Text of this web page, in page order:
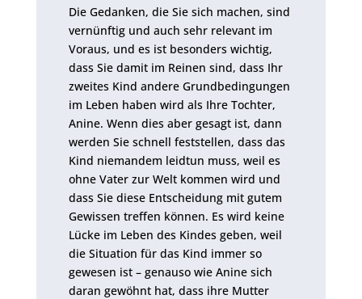
Die Gedanken, die Sie sich machen, sind
vernünftig und auch sehr relevant im
Voraus, und es ist besonders wichtig,
dass Sie damit im Reinen sind, dass Ihr
zweites Kind andere Grundbedingungen
im Leben haben wird als Ihre Tochter,
Anine. Wenn dies aber gesagt ist, dann
werden Sie schnell feststellen, dass das
Kind niemandem leidtun muss, weil es
ohne Vater zur Welt kommen wird und
dass Sie diese Entscheidung mit gutem
Gewissen treffen können. Es wird keine
Lücke im Leben des Kindes geben, weil
die Situation für das Kind immer so
gewesen ist – genauso wie Anine sich
daran gewöhnt hat, dass ihre Mutter